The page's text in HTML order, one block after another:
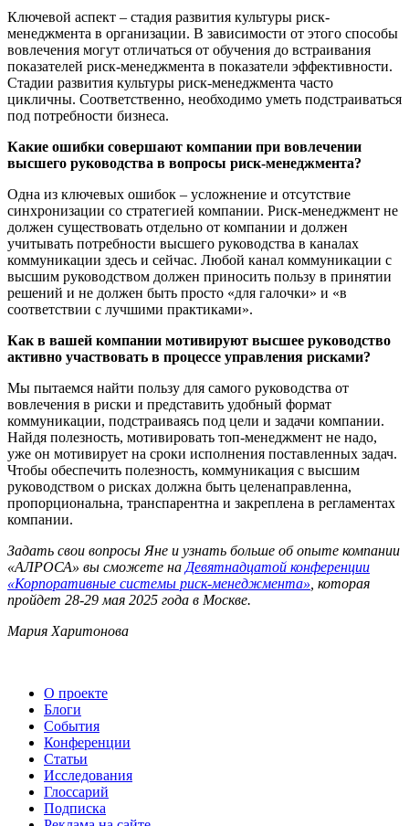
Ключевой аспект – стадия развития культуры риск-
менеджмента в организации. В зависимости от этого способы
вовлечения могут отличаться от обучения до встраивания
показателей риск-менеджмента в показатели эффективности.
Стадии развития культуры риск-менеджмента часто
цикличны. Соответственно, необходимо уметь подстраиваться
под потребности бизнеса.
Какие ошибки совершают компании при вовлечении
высшего руководства в вопросы риск-менеджмента?
Одна из ключевых ошибок – усложнение и отсутствие
синхронизации со стратегией компании. Риск-менеджмент не
должен существовать отдельно от компании и должен
учитывать потребности высшего руководства в каналах
коммуникации здесь и сейчас. Любой канал коммуникации с
высшим руководством должен приносить пользу в принятии
решений и не должен быть просто «для галочки» и «в
соответствии с лучшими практиками».
Как в вашей компании мотивируют высшее руководство
активно участвовать в процессе управления рисками?
Мы пытаемся найти пользу для самого руководства от
вовлечения в риски и представить удобный формат
коммуникации, подстраиваясь под цели и задачи компании.
Найдя полезность, мотивировать топ-менеджмент не надо,
уже он мотивирует на сроки исполнения поставленных задач.
Чтобы обеспечить полезность, коммуникация с высшим
руководством о рисках должна быть целенаправленна,
пропорциональна, транспарентна и закреплена в регламентах
компании.
Задать свои вопросы Яне и узнать больше об опыте компании
«АЛРОСА» вы сможете на Девятнадцатой конференции
«Корпоративные системы риск-менеджмента» , которая
пройдет 28-29 мая 2025 года в Москве.
Мария Харитонова
О проекте
Блоги
События
Конференции
Статьи
Исследования
Глоссарий
Подписка